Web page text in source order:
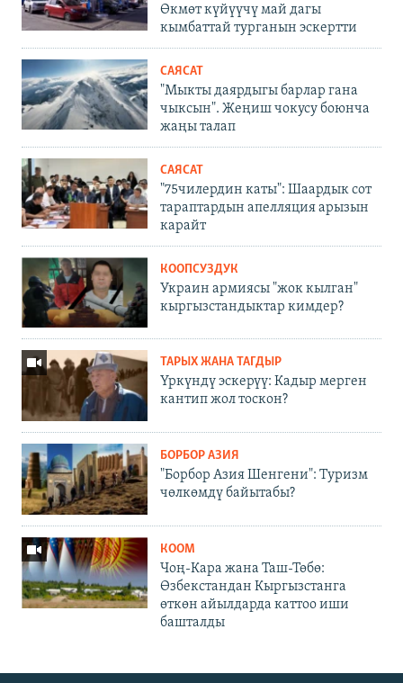
Өкмөт күйүүчү май дагы
кымбаттай турганын эскертти
САЯСАТ
"Мыкты даярдыгы барлар гана
чыксын". Жеңиш чокусу боюнча
жаңы талап
САЯСАТ
"75чилердин каты": Шаардык сот
тараптардын апелляция арызын
карайт
КООПСУЗДУК
Украин армиясы "жок кылган"
кыргызстандыктар кимдер?
ТАРЫХ ЖАНА ТАГДЫР
Үркүндү эскерүү: Кадыр мерген
кантип жол тоскон?
БОРБОР АЗИЯ
"Борбор Азия Шенгени": Туризм
чөлкөмдү байытабы?
КООМ
Чоң-Кара жана Таш-Төбө:
Өзбекстандан Кыргызстанга
өткөн айылдарда каттоо иши
башталды